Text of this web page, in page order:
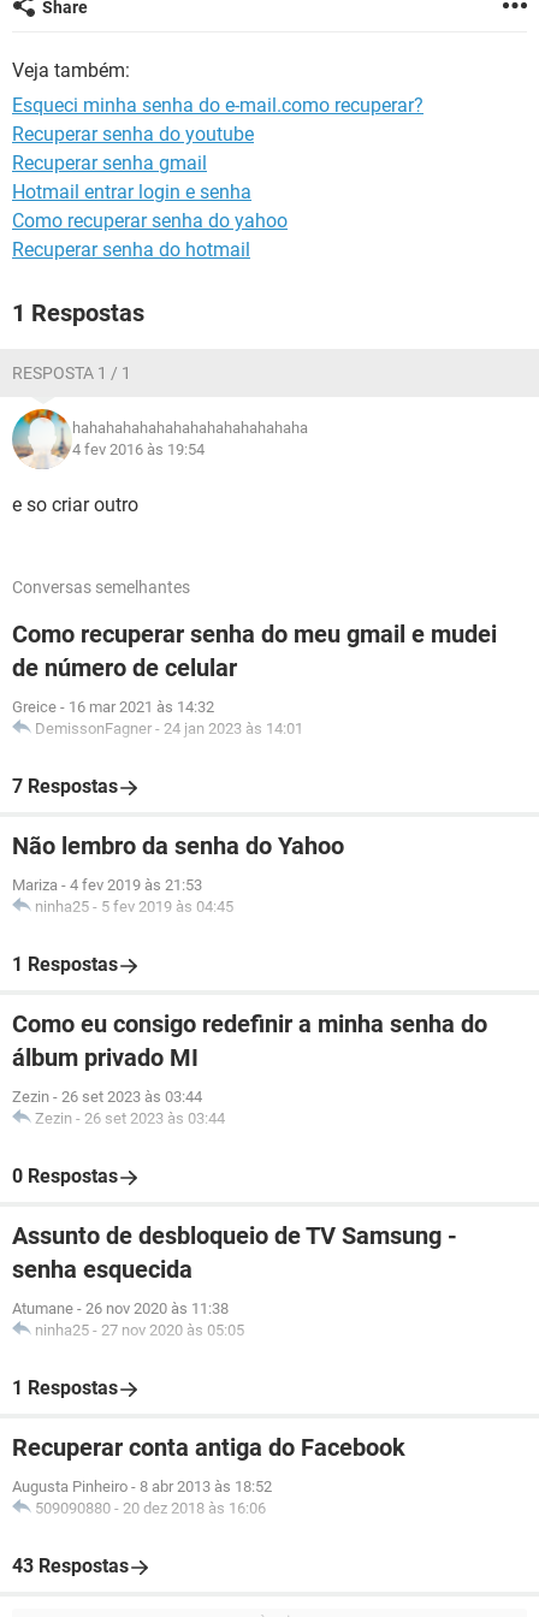
GUIA DE COMPRAS
Share
Veja também:
Esqueci minha senha do e-mail.como recuperar?
Recuperar senha do youtube
Recuperar senha gmail
Hotmail entrar login e senha
Como recuperar senha do yahoo
Recuperar senha do hotmail
1 Respostas
RESPOSTA 1 / 1
hahahahahahahahahahahahahaha
4 fev 2016 às 19:54
e so criar outro
Conversas semelhantes
Como recuperar senha do meu gmail e mudei
de número de celular
Greice - 16 mar 2021 às 14:32
DemissonFagner - 24 jan 2023 às 14:01
7 Respostas
Não lembro da senha do Yahoo
Mariza - 4 fev 2019 às 21:53
ninha25 - 5 fev 2019 às 04:45
1 Respostas
Como eu consigo redefinir a minha senha do
álbum privado MI
Zezin - 26 set 2023 às 03:44
Zezin - 26 set 2023 às 03:44
0 Respostas
Assunto de desbloqueio de TV Samsung -
senha esquecida
Atumane - 26 nov 2020 às 11:38
ninha25 - 27 nov 2020 às 05:05
1 Respostas
Recuperar conta antiga do Facebook
Augusta Pinheiro - 8 abr 2013 às 18:52
509090880 - 20 dez 2018 às 16:06
43 Respostas